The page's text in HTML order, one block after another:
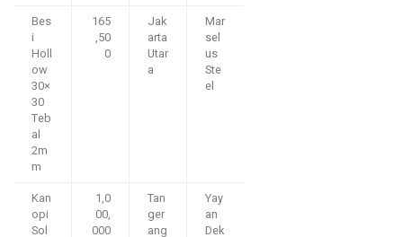
Bes
i
Holl
ow
30×
30
Teb
al
2m
m
165
,50
0
Jak
arta
Utar
a
Mar
sel
us
Ste
el
Kan
opi
Sol
1,0
00,
000
Tan
ger
ang
Yay
an
Dek